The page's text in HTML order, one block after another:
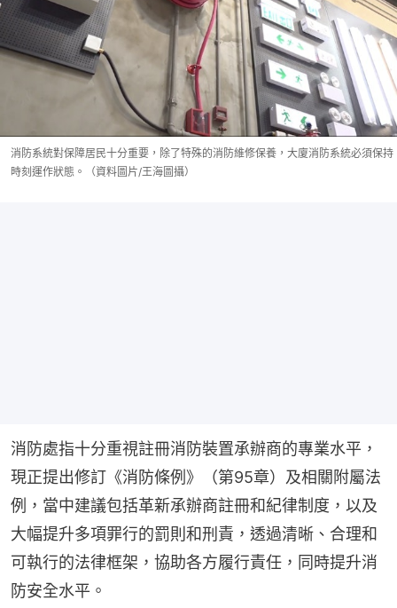
消防系統對保障居民十分重要，除了特殊的消防維修保養，大廈消防系統必須保持
時刻運作狀態。（資料圖片/王海圖攝）
消防處指十分重視註冊消防裝置承辦商的專業水平，
現正提出修訂《消防條例》（第95章）及相關附屬法
例，當中建議包括革新承辦商註冊和紀律制度，以及
大幅提升多項罪行的罰則和刑責，透過清晰、合理和
可執行的法律框架，協助各方履行責任，同時提升消
防安全水平。